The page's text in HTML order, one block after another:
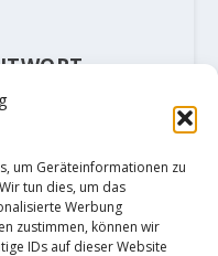
um Geräteinformationen zu
tun dies, um das
Werbung
zustimmen, können wir
IDs auf dieser Website
nicht